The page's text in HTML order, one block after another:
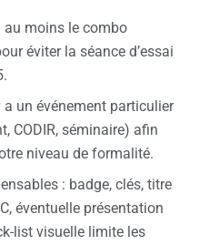
au moins le combo
éviter la séance d’essai
a un événement particulier
CODIR, séminaire) afin
niveau de formalité.
: badge, clés, titre
éventuelle présentation
list visuelle limite les